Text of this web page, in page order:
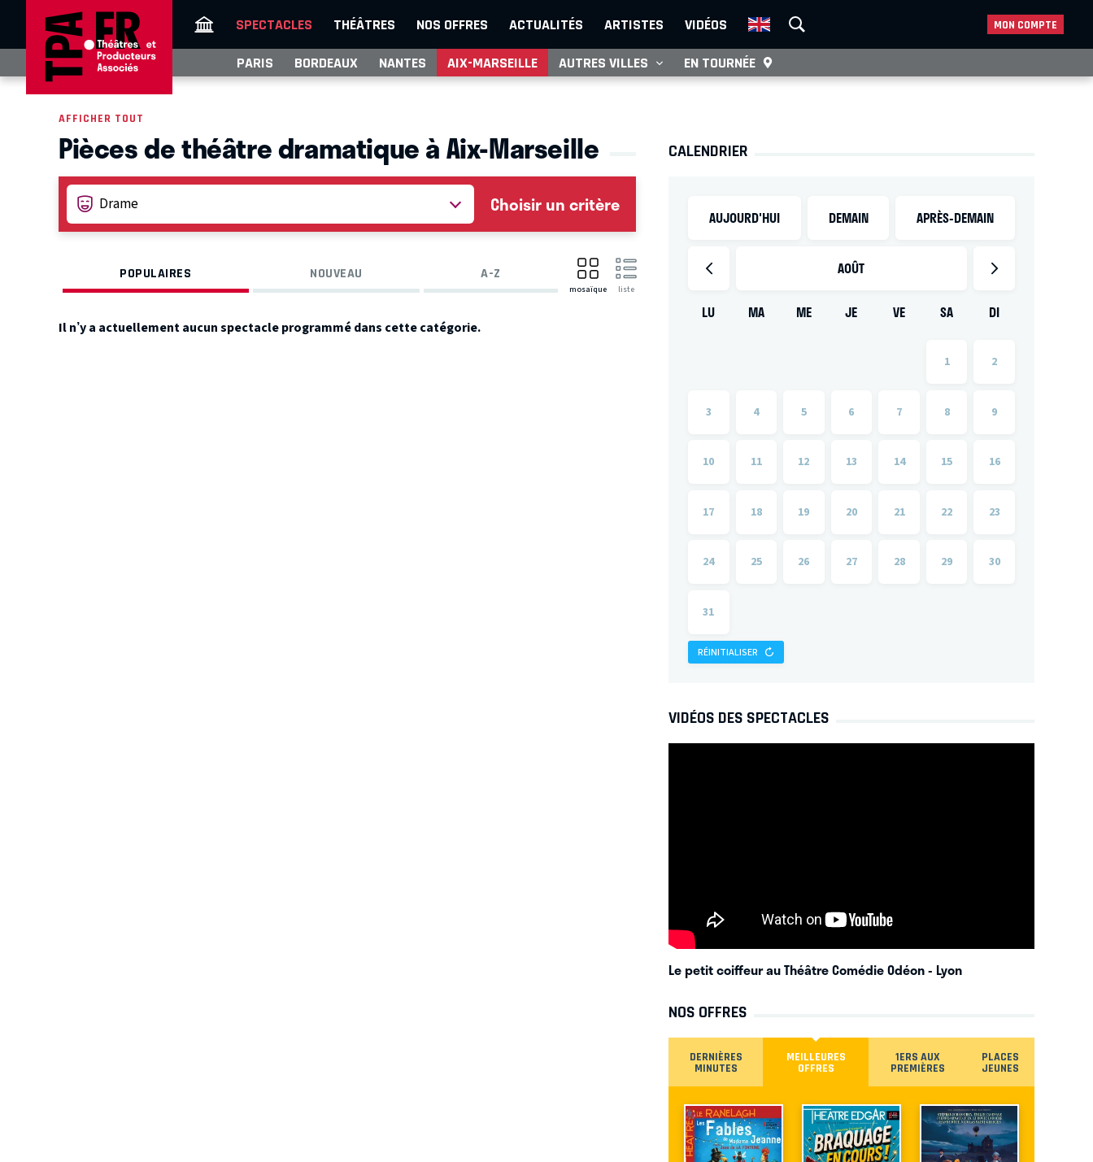
SPECTACLES THÉÂTRES NOS OFFRES ACTUALITÉS ARTISTES VIDÉOS MON COMPTE
PARIS BORDEAUX NANTES AIX-MARSEILLE AUTRES VILLES EN TOURNÉE
AFFICHER TOUT
Pièces de théâtre dramatique à Aix-Marseille
Choisir un critère
POPULAIRES NOUVEAU A-Z
mosaïque liste
Il n’y a actuellement aucun spectacle programmé dans cette catégorie.
CALENDRIER
AUJOURD'HUI DEMAIN APRÈS-DEMAIN
AOÛT
LU MA ME JE VE SA DI
1 2
3 4 5 6 7 8 9
10 11 12 13 14 15 16
17 18 19 20 21 22 23
24 25 26 27 28 29 30
31
RÉINITIALISER
VIDÉOS DES SPECTACLES
Le petit coiffeur au Théâtre Comédie Odéon- Lyon
NOS OFFRES
DERNIÈRES
MINUTES
MEILLEURES
OFFRES
1ERS AUX
PREMIÈRES
PLACES
JEUNES